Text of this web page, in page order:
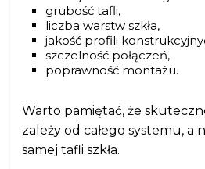
grubość tafli,
liczba warstw szkła,
jakość profili
szczelność połączeń,
poprawność montażu.
Warto pamiętać, że
zależy od całego systemu, a
samej tafli szkła.